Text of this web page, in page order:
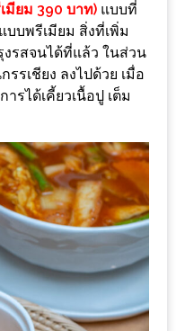
มียม 390 บาท) แบบที่
บพรีเมียม สิ่งที่เพิ่ม
รสจนได้ที่แล้ว ในส่วน
รเชียง ลงไปด้วย เมื่อ
รได้เคี้ยวเนื้อปู เต็ม